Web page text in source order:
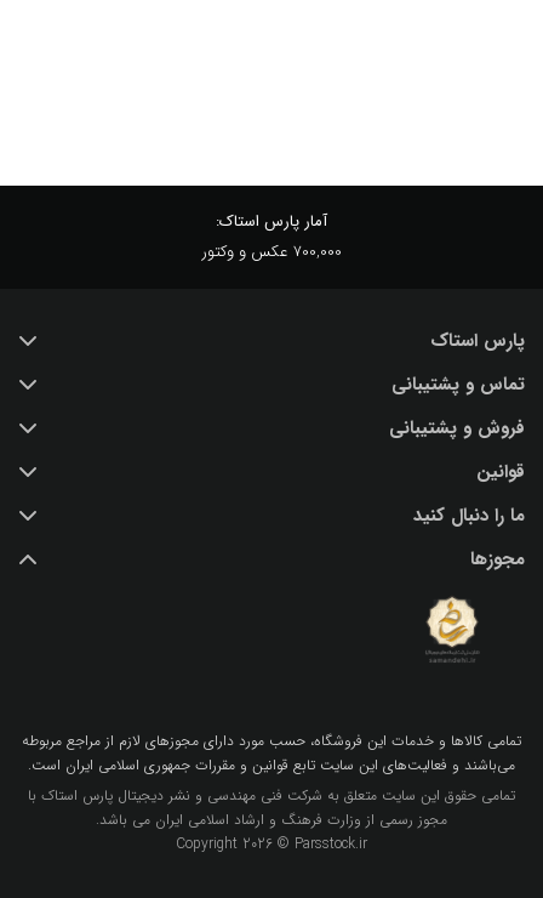
آمار پارس استاک:
700,000 عکس و وکتور
پارس استاک
خرید عکس با کیفیت
درباره ما
پرسش و پاسخ
اشتراک / تمدید
بلاگ پارس استاک
نکات و ترفندهای طراحی گرافیکی
تماس و پشتیبانی
تماس با ما
فروش و پشتیبانی
(IR) 021 28428845
support@parsstock.ir
قوانین
شرایط استفاده از وب سایت
سیاست حفظ حریم شخصی کاربران
ما را دنبال کنید
مجوزها
تمامي كالاها و خدمات اين فروشگاه، حسب مورد داراي مجوزهاي لازم از مراجع مربوطه
مي‌باشند و فعاليت‌هاي اين سايت تابع قوانين و مقررات جمهوري اسلامي ايران است.
تمامی حقوق این سایت متعلق به شرکت فنی مهندسی و نشر دیجیتال پارس استاک با
مجوز رسمی از وزارت فرهنگ و ارشاد اسلامی ایران می باشد.
Copyright 2026 © Parsstock.ir